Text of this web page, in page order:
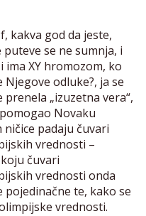
kakva god da jeste,
se ne sumnja, i
XY hromozom, ko
odluke?, ja se
„izuzetna vera“,
Novaku
padaju čuvari
vrednosti –
čuvari
vrednosti onda
pojedinačne te, kako se
vrednosti.